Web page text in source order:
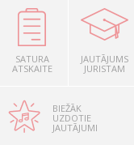
SATURA
ATSKAITE
JAUTĀJUMS
JURISTAM
BIEŽĀK
UZDOTIE
JAUTĀJUMI